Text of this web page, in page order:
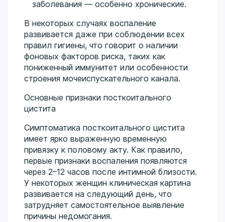
заболевания — особенно хронические.
В некоторых случаях воспаление
развивается даже при соблюдении всех
правил гигиены, что говорит о наличии
фоновых факторов риска, таких как
пониженный иммунитет или особенности
строения мочеиспускательного канала.
Основные признаки посткоитального
цистита
Симптоматика посткоитального цистита
имеет ярко выраженную временную
привязку к половому акту. Как правило,
первые признаки воспаления появляются
через 2–12 часов после интимной близости.
У некоторых женщин клиническая картина
развивается на следующий день, что
затрудняет самостоятельное выявление
причины недомогания.